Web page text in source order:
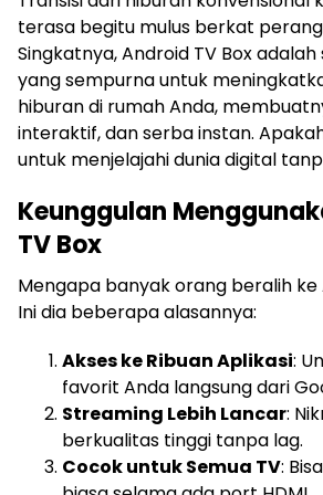
terasa begitu mulus berkat
Singkatnya, Android TV Box
yang sempurna untuk
hiburan di rumah Anda,
interaktif, dan serba instan.
untuk menjelajahi dunia digital
Keunggulan
TV Box
Mengapa banyak orang beralih ke
Ini dia beberapa alasannya:
Akses ke Ribuan Aplikasi:
favorit Anda langsung dari
Streaming Lebih Lancar:
berkualitas tinggi tanpa lag.
Cocok untuk Semua TV: